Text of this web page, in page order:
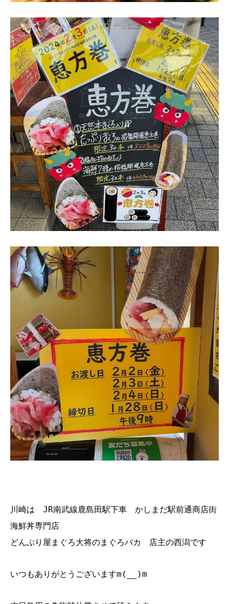
川崎は JR南武線鹿島田駅下車 かしまだ駅前通商店街
海鮮丼専門店
どんぶり屋まぐろ大将のまぐろバカ 店主の西潟です
いつもありがとうございますm(__)m